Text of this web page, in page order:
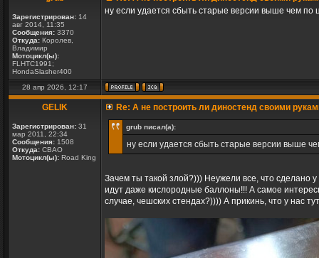
Зарегистрирован: 14
авг 2014, 11:35
Сообщения: 3370
Откуда: Королев,
Владимир
Мотоцикл(ы):
FLHTC1991;
HondaSlasher400
ну если удается сбыть старые версии выше чем по
28 апр 2026, 12:17
GELIK
Зарегистрирован: 31
мар 2011, 22:34
Сообщения: 1508
Откуда: СВАО
Мотоцикл(ы): Road King
Re: А не построить ли диностенд своими
grub писал(а):
ну если удается сбыть старые версии выше
Зачем ты такой злой?))) Неужели все, что сделано
идут даже кислородные баллоны!!! А самое
случае, чешских стендах?)))) А прикинь, что у нас